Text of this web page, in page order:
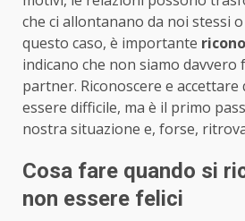
che ci allontanano da noi stessi
questo caso, è importante
indicano che non siamo davvero
partner. Riconoscere e
essere difficile, ma è il primo
nostra situazione e, forse,
Cosa fare quando si
non essere felici